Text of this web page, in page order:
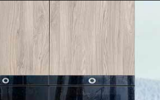
הסיפור שלנו אולם תצוגה